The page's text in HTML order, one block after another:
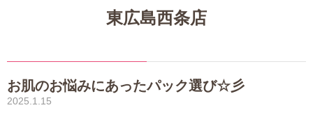
東広島西条店
お肌のお悩みにあったパック選び☆彡
2025.1.15